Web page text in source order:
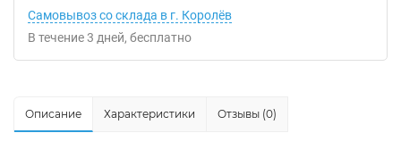
Самовывоз со склада в г. Королёв
В течение3 дней Бесплатно
Описание Характеристики Отзывы (0)